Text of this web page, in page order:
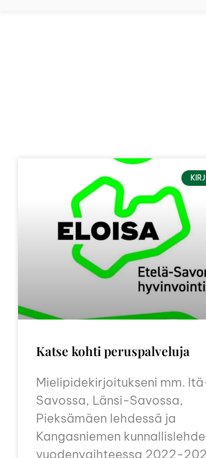
Katse kohti peruspalveluja
Mielipidekirjoitukseni mm.
Savossa, Länsi-Savossa,
Pieksämäen lehdessä ja
Kangasniemen
vuodenvaihteessa 2022-